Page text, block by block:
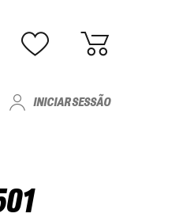
INICIAR SESSÃO